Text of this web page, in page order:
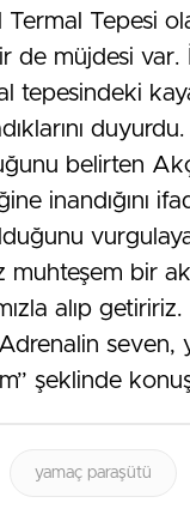
Tepesi
de müjdesi
tepesindeki
duyurdu.
belirten
inandığını
muhteşem bir
alıp
seven,
şeklinde
yamaç paraşütü